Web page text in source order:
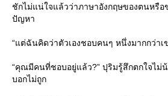
ชักไม่แน่ใจแล้วว่าภาษาอังกฤษของตนหรื
ปัญหา
“แต่ฉันคิดว่าตัวเองชอบคนๆ หนึ่งมากกว่าเ
“คุณมีคนที่ชอบอยู่แล้ว?” ปุริมรู้สึกตกใจไม่น้
บอกไม่ถูก